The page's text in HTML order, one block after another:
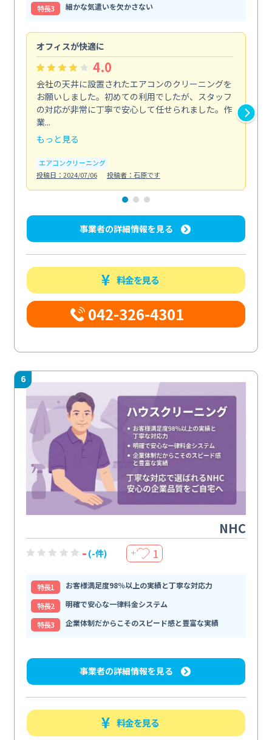
特⻑3
細かな気遣いを欠かさない
オフィスが快適に
4.0
会社の天井に設置されたエアコンのクリーニングを
お願いしました。初めての利用でしたが、スタッフ
の対応が非常に丁寧で安心して任せられました。作
業...
もっと見る
エアコンクリーニング
投稿日：2024/07/06
投稿者：石原です
事業者の詳細情報を見る
料金を見る
042-326-4301
6
NHC
- (-件) ＋ 1
特⻑1
お客様満足度98％以上の実績と丁寧な対応力
特⻑2
明確で安心な一律料金システム
特⻑3
企業体制だからこそのスピード感と豊富な実績
事業者の詳細情報を見る
料金を見る